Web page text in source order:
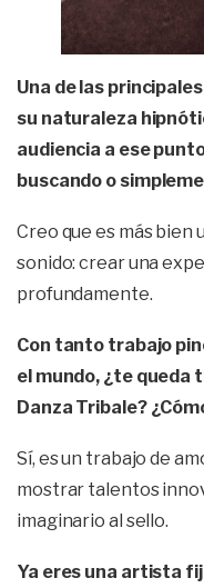
Una de las
su naturaleza
audiencia a ese
buscando o
Creo que es más bien
sonido: crear una
profundamente.
Con tanto trabajo
el mundo, ¿te queda
Danza Tribale?
Sí, es un trabajo de
mostrar talentos
imaginario al sello.
Ya eres una artista